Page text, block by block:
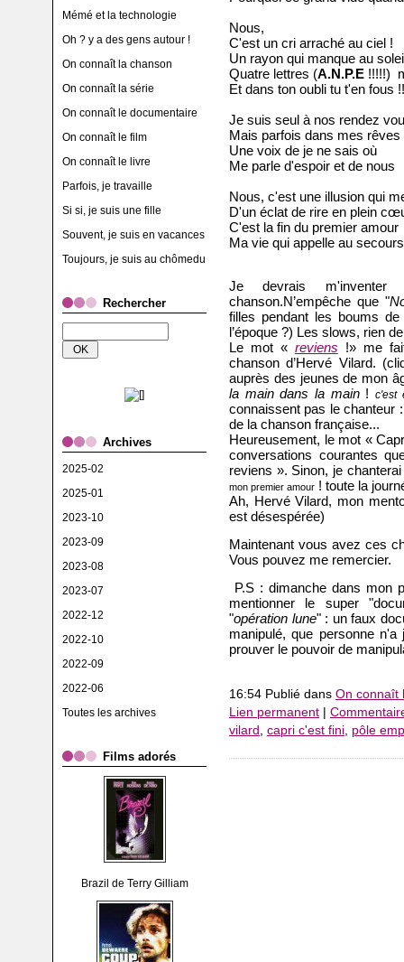
Mémé et la technologie
Oh ? y a des gens autour !
On connaît la chanson
On connaît la série
On connaît le documentaire
On connaît le film
On connaît le livre
Parfois, je travaille
Si si, je suis une fille
Souvent, je suis en vacances
Toujours, je suis au chômedu
Rechercher
Archives
2025-02
2025-01
2023-10
2023-09
2023-08
2023-07
2022-12
2022-10
2022-09
2022-06
Toutes les archives
Films adorés
Brazil de Terry Gilliam
Nous,
C'est un cri arraché au ciel !
Un rayon qui manque au
Quatre lettres (A.N.P.E !!!!!)
Et dans ton oubli tu t'en fous !!
Je suis seul à nos rendez
Mais parfois dans mes rêves
Une voix de je ne sais où
Me parle d'espoir et de nous
Nous, c'est une illusion qui
D'un éclat de rire en plein
C'est la fin du premier amour
Ma vie qui appelle au
Je devrais m'inventer
chanson.N’empêche que "
filles pendant les boums
l’époque ?) Les slows, rien
Le mot « reviens !» me
chanson d’Hervé Vilard.
auprès des jeunes de mon
la main dans la main! c'est
connaissent pas le chanteur
de la chanson française...
Heureusement, le mot «
conversations courantes
reviens ». Sinon, je
mon premier amour ! toute la
Ah, Hervé Vilard, mon
est désespérée)
Maintenant vous avez ces
Vous pouvez me remercier.
P.S : dimanche dans mon
mentionner le super
"opération lune" : un faux
manipulé, que personne
prouver le pouvoir de
16:54 Publié dans On connaît
Lien permanent
vilard , capri c'est fini, pôle